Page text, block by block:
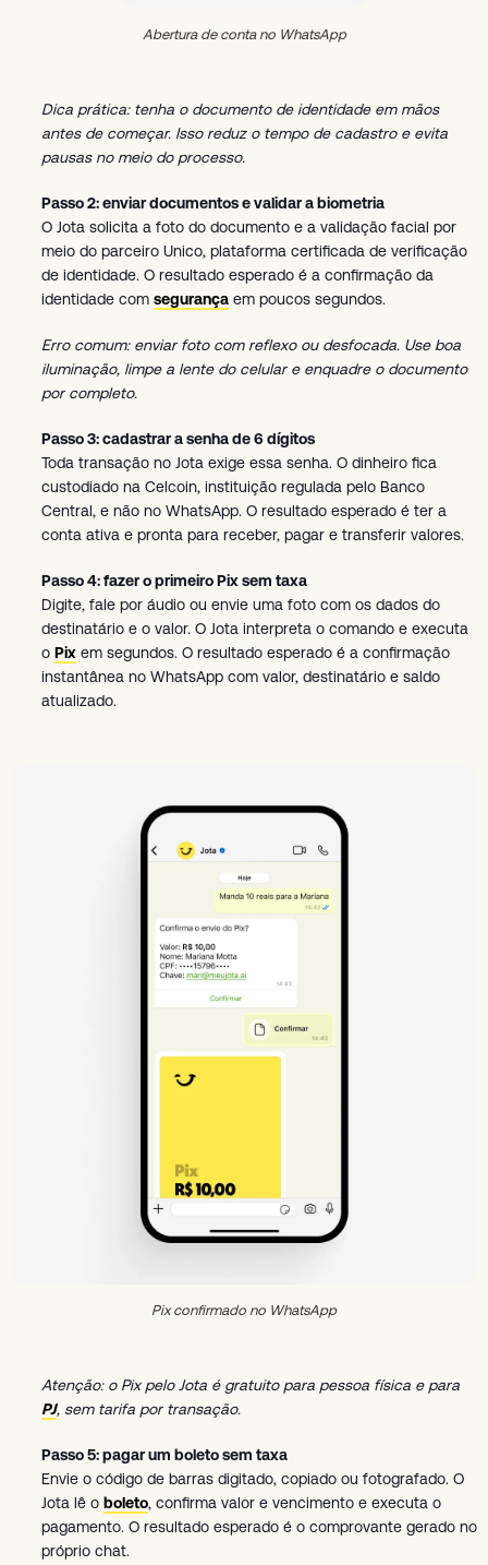
Abertura de conta no WhatsApp
Dica prática: tenha o documento de identidade em mãos
antes de começar. Isso reduz o tempo de cadastro e evita
pausas no meio do processo.
Passo 2: enviar documentos e validar a biometria
O Jota solicita a foto do documento e a validação facial por
meio do parceiro Unico, plataforma certificada de verificação
de identidade. O resultado esperado é a confirmação da
identidade com segurança em poucos segundos.
Erro comum: enviar foto com reflexo ou desfocada. Use boa
iluminação, limpe a lente do celular e enquadre o documento
por completo.
Passo 3: cadastrar a senha de 6 dígitos
Toda transação no Jota exige essa senha. O dinheiro fica
custodiado na Celcoin, instituição regulada pelo Banco
Central, e não no WhatsApp. O resultado esperado é ter a
conta ativa e pronta para receber, pagar e transferir valores.
Passo 4: fazer o primeiro Pix sem taxa
Digite, fale por áudio ou envie uma foto com os dados do
destinatário e o valor. O Jota interpreta o comando e executa
o Pix em segundos. O resultado esperado é a confirmação
instantânea no WhatsApp com valor, destinatário e saldo
atualizado.
Pix confirmado no WhatsApp
Atenção: o Pix pelo Jota é gratuito para pessoa física e para
PJ, sem tarifa por transação.
Passo 5: pagar um boleto sem taxa
Envie o código de barras digitado, copiado ou fotografado. O
Jota lê o boleto, confirma valor e vencimento e executa o
pagamento. O resultado esperado é o comprovante gerado no
próprio chat.